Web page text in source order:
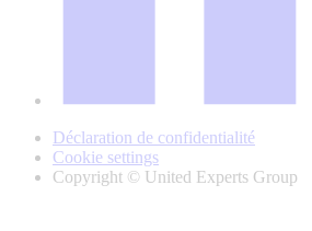
Déclaration de confidentialité
Cookie settings
Copyright © United Experts Group